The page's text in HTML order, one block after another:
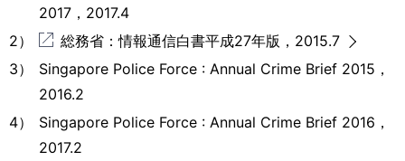
2017，2017.4
2）
総務省：情報通信白書平成27年版，2015.7
3）
Singapore Police Force : Annual Crime Brief 2015，
2016.2
4）
Singapore Police Force : Annual Crime Brief 2016，
2017.2